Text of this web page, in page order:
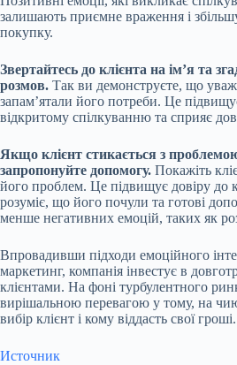
залишають приємне враження і
покупку.
Звертайтесь до клієнта на імʼя та
розмов. Так ви демонструєте, що
запамʼятали його потреби. Це
відкритому спілкуванню та сприяє
Якщо клієнт стикається з
запропонуйте допомогу. Покажіть
його проблем. Це підвищує довіру до
розуміє, що його почули та готові
менше негативних емоцій, таких як
Впровадивши підходи емоційного
маркетинг, компанія інвестує в
клієнтами. На фоні турбулентного
вирішальною перевагою у тому, на
вибір клієнт і кому віддасть свої гроші.
Источник